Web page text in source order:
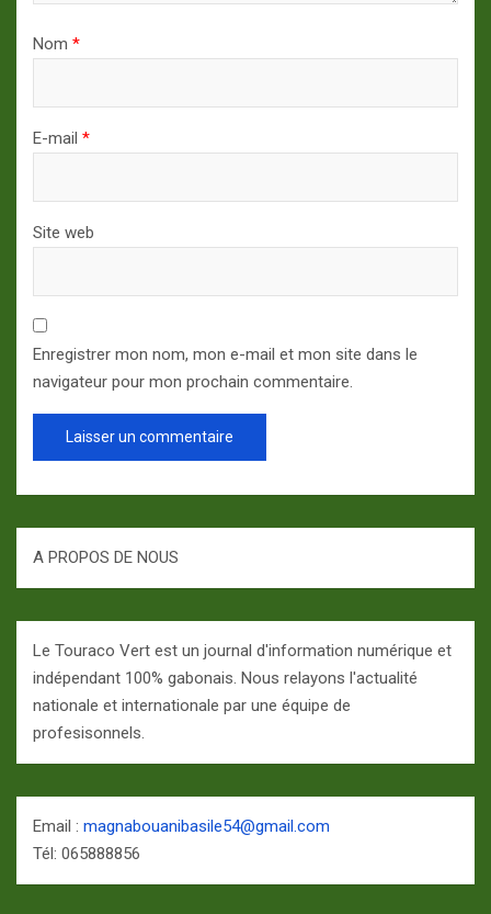
Nom *
E-mail *
Site web
Enregistrer mon nom, mon e-mail et mon site dans le
navigateur pour mon prochain commentaire.
A PROPOS DE NOUS
Le Touraco Vert est un journal d'information numérique et
indépendant 100% gabonais. Nous relayons l'actualité
nationale et internationale par une équipe de
profesisonnels.
Email : magnabouanibasile54@gmail.com
Tél: 065888856